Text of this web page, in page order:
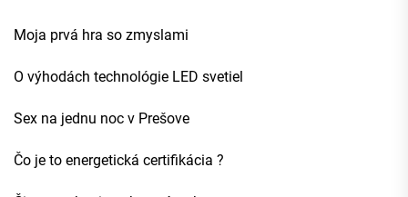
Moja prvá hra so zmyslami
O výhodách technológie LED svetiel
Sex na jednu noc v Prešove
Čo je to energetická certifikácia ?